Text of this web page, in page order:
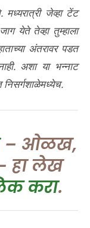
जेव्हा टेंट
येते तेव्हा तुम्हाला
अंतरावर पडत
अशा या भन्नाट
– ओळख,
हा लेख
करा.